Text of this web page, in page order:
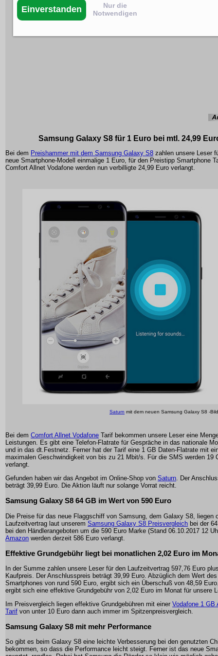
Samsung Galaxy S8 für 1 Euro bei mtl. 24,99
Bei dem Preishammer mit dem Samsung Galaxy S8 zahlen unsere Leser
neue Smartphone-Modell einmalige 1 Euro, für den Preistipp Smartphone
Comfort Allnet Vodafone werden nun verbilligte 24,99 Euro verlangt.
Saturn mit dem neuen Samsung Galaxy S8 -
Bei dem Comfort Allnet Vodafone Tarif bekommen unsere Leser eine
Leistungen. Es gibt eine Telefon-Flatrate für Gespräche in das nationale
und in das dt.Festnetz. Ferner hat der Tarif eine 1 GB Daten-Flatrate mit
maximalen Geschwindigkeit von bis zu 21 Mbit/s. Für die SMS werden 19
verlangt.
Gefunden haben wir das Angebot im Online-Shop von Saturn. Der
beträgt 39,99 Euro. Die Aktion läuft nur solange Vorrat reicht.
Samsung Galaxy S8 64 GB im Wert von 590 Euro
Die Preise für das neue Flaggschiff von Samsung, dem Galaxy S8, liegen
Laufzeitvertrag laut unserem Samsung Galaxy S8 Preisvergleich bei der
bei den Händlerangeboten um die 590 Euro Marke (Stand 06.10.2017 12
Amazon werden derzeit 586 Euro verlangt.
Effektive Grundgebühr liegt bei monatlichen 2,02 Euro im
In der Summe zahlen unsere Leser für den Laufzeitvertrag 597,76 Euro
Kaufpreis. Der Anschlusspreis beträgt 39,99 Euro. Abzüglich dem Wert des
Smartphones von rund 590 Euro, ergibt sich ein Überschuß von 48,59
ergibt sich eine effektive Grundgebühr von 2,02 Euro im Monat für unsere
Im Preisvergleich liegen effektive Grundgebühren mit einer Vodafone 1 GB
Tarif von unter 10 Euro dann auch immer im Spitzenpreisvergleich.
Samsung Galaxy S8 mit mehr Performance
So gibt es beim Galaxy S8 eine leichte Verbesserung bei den genutzten
bekommen, so dass die Performance leicht steigt. Ferner ist das neue
Einverstanden
Nur die
Notwendigen